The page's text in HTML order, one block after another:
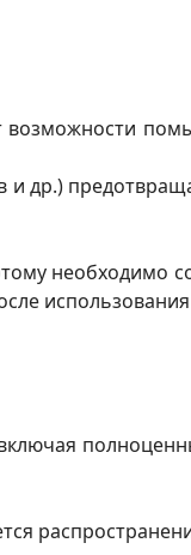
возможности
и др.)
необходимо